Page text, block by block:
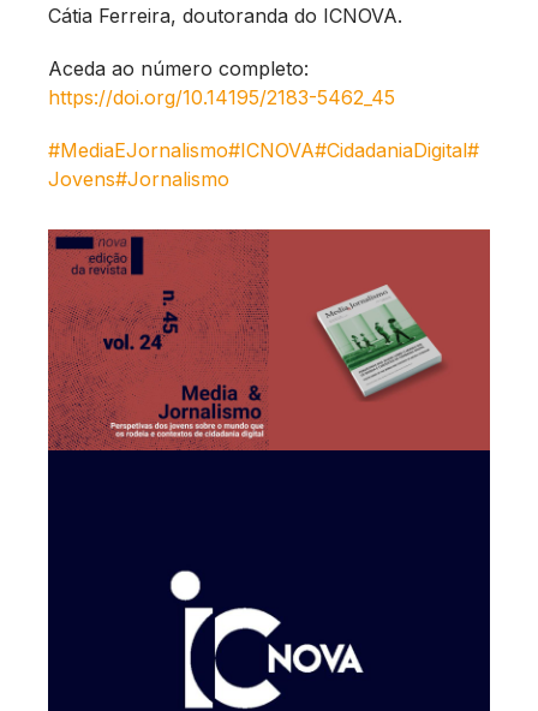
Cátia Ferreira, doutoranda do ICNOVA.
Aceda ao número completo:
https://doi.org/10.14195/2183-5462_45
#MediaEJornalismo#ICNOVA#CidadaniaDigital#
Jovens#Jornalismo